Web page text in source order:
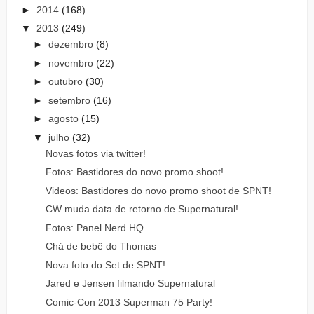
► 2014 (168)
▼ 2013 (249)
► dezembro (8)
► novembro (22)
► outubro (30)
► setembro (16)
► agosto (15)
▼ julho (32)
Novas fotos via twitter!
Fotos: Bastidores do novo promo shoot!
Videos: Bastidores do novo promo shoot de SPNT!
CW muda data de retorno de Supernatural!
Fotos: Panel Nerd HQ
Chá de bebê do Thomas
Nova foto do Set de SPNT!
Jared e Jensen filmando Supernatural
Comic-Con 2013 Superman 75 Party!